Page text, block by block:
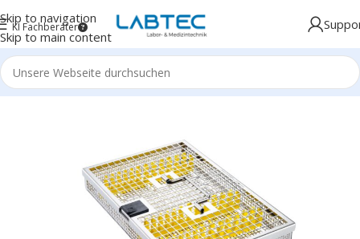
Skip to navigation
Skip to main content
KI Fachberater